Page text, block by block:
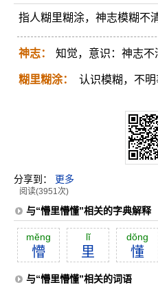
指人糊里糊涂，神志模糊不清
神志： 知觉，意识：神志不
糊里糊涂： 认识模糊，不
分享到： 更多
阅读(3951次)
与“懵里懵懂”相关的字典解释
mĕng
懵
lĭ
里
dŏng
懂
与“懵里懵懂”相关的词语